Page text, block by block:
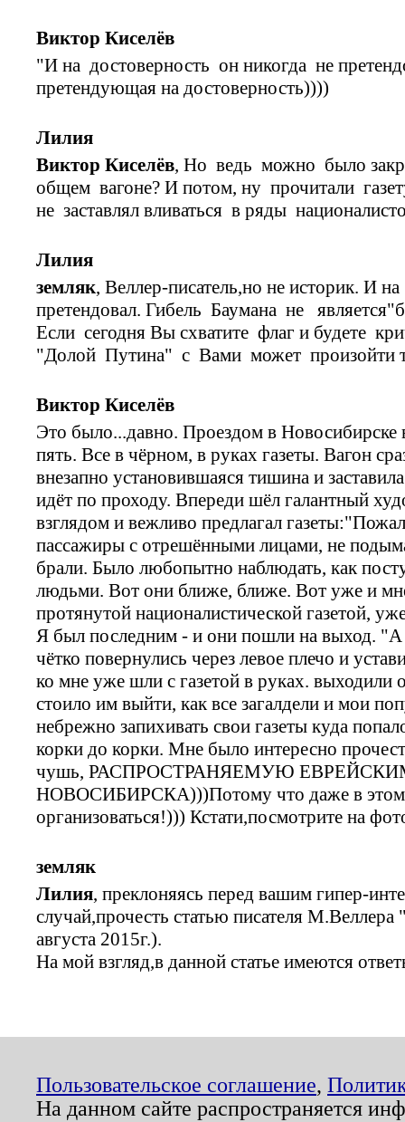
Виктор Киселёв
"И на достоверность он никогда не
претендующая на достоверность))))
Лилия
Виктор Киселёв, Но ведь можно было
общем вагоне? И потом, ну прочитали
не заставлял вливаться в ряды
Лилия
земляк, Веллер-писатель,но не историк. И
претендовал. Гибель Баумана не
Если сегодня Вы схватите флаг и будете
"Долой Путина" с Вами может произойти
Виктор Киселёв
Это было...давно. Проездом в Новосибирске
пять. Все в чёрном, в руках газеты. Вагон
внезапно установившаяся тишина и
идёт по проходу. Впереди шёл галантный
взглядом и вежливо предлагал
пассажиры с отрешёнными лицами, не
брали. Было любопытно наблюдать, как
людьми. Вот они ближе, ближе. Вот уже и
протянутой националистической газетой,
Я был последним - и они пошли на выход.
чётко повернулись через левое плечо и
ко мне уже шли с газетой в руках.
стоило им выйти, как все загалдели и мои
небрежно запихивать свои газеты куда
корки до корки. Мне было интересно
чушь, РАСПРОСТРАНЯЕМУЮ
НОВОСИБИРСКА)))Потому что даже в этом
организоваться!))) Кстати,посмотрите на
земляк
Лилия, преклоняясь перед вашим гипер-
случай,прочесть статью писателя
августа 2015г.).
На мой взгляд,в данной статье имеются
Пользовательское соглашение,
На данном сайте распространяется